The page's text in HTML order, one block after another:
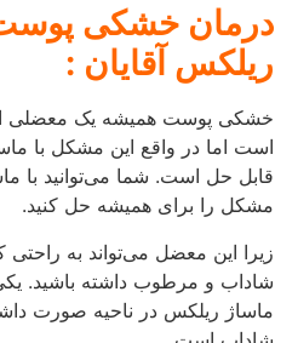
درمان خشکی پوست
ریلکس آقایان :
خشکی پوست همیشه یک معضلی است
است اما در واقع این مشکل با
قابل حل است. شما می‌توانید با
مشکل را برای همیشه حل کنید.
زیرا این معضل می‌تواند به راحتی
شاداب و مرطوب داشته باشید. یکی
ماساژ ریلکس در ناحیه صورت